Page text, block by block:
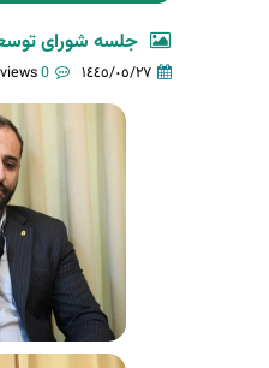
جلسه شورای
١٤٤٥/٠٥/٢٧ 0 comments